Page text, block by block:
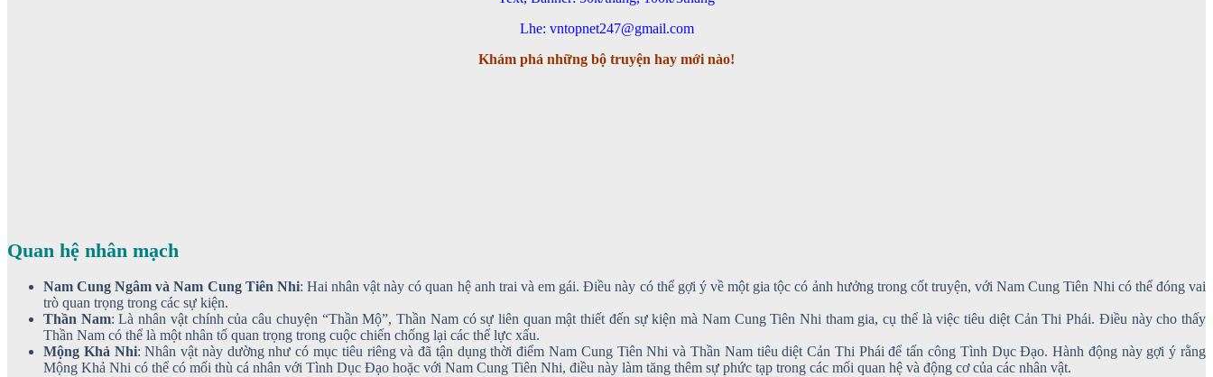
Lhe: vntopnet247@gmail.com
Khám phá những bộ truyện hay mới nào!
Quan hệ nhân mạch
Nam Cung Ngâm và Nam Cung Tiên Nhi: Hai nhân vật này có quan hệ anh trai và em gái. Điều này có thể gợi ý về một gia tộc có ảnh hưởng trong cốt truyện, với Nam Cung Tiên Nhi có thể đóng vai
trò quan trọng trong các sự kiện.
Thần Nam: Là nhân vật chính của câu chuyện “Thần Mộ”, Thần Nam có sự liên quan mật thiết đến sự kiện mà Nam Cung Tiên Nhi tham gia, cụ thể là việc tiêu diệt Cản Thi Phái. Điều này cho thấy
Thần Nam có thể là một nhân tố quan trọng trong cuộc chiến chống lại các thế lực xấu.
Mộng Khả Nhi: Nhân vật này dường như có mục tiêu riêng và đã tận dụng thời điểm Nam Cung Tiên Nhi và Thần Nam tiêu diệt Cản Thi Phái để tấn công Tình Dục Đạo. Hành động này gợi ý rằng
Mộng Khả Nhi có thể có mối thù cá nhân với Tình Dục Đạo hoặc với Nam Cung Tiên Nhi, điều này làm tăng thêm sự phức tạp trong các mối quan hệ và động cơ của các nhân vật.